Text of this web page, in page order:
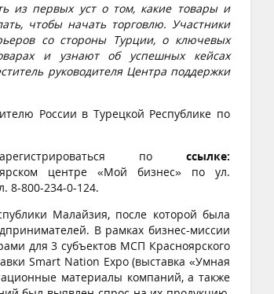
из первых уст о том, какие товары и
чтобы начать торговлю. Участники
со стороны Турции, о ключевых
и узнают об успешных кейсах
руководителя Центра поддержки
России в Турецкой Республике по
по ссылке:
центре «Мой бизнес» по ул.
8-800-234-0-124.
Малайзия, после которой была
В рамках бизнес-миссии
для 3 субъектов МСП Красноярского
Smart Nation Expo (выставка «Умная
материалы компаний, а также